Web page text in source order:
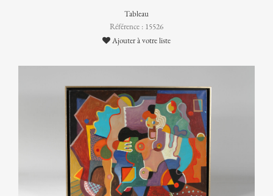
Tableau
Référence : 15526
Ajouter à votre liste